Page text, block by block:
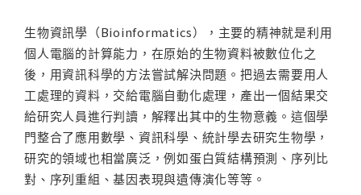
生物資訊學（Bioinformatics），主要的精神就是利用
個人電腦的計算能力，在原始的生物資料被數位化之
後，用資訊科學的方法嘗試解決問題。把過去需要用人
工處理的資料，交給電腦自動化處理，產出一個結果交
給研究人員進行判讀，解釋出其中的生物意義。這個學
門整合了應用數學、資訊科學、統計學去研究生物學，
研究的領域也相當廣泛，例如蛋白質結構預測、序列比
對、序列重組、基因表現與遺傳演化等等。